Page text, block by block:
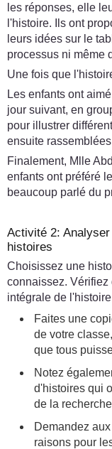
les réponses, elle
l'histoire. Ils ont
leurs idées sur le
processus ni même
Une fois que
Les enfants ont
jour suivant, en
pour illustrer
ensuite
Finalement, Mlle
enfants ont préféré
beaucoup parlé du
Activité 2:
histoires
Choisissez une
connaissez. Vérifiez
intégrale de
Faites une
de votre
que tous
Notez
d'histoires qui
de la
Demandez
raisons pour